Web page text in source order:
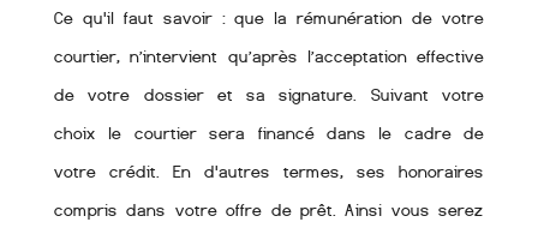
Ce qu'il faut savoir : que la rémunération de votre
courtier, n’intervient qu’après l’acceptation effective
de votre dossier et sa signature. Suivant votre
choix le courtier sera financé dans le cadre de
votre crédit. En d'autres termes, ses honoraires
compris dans votre offre de prêt. Ainsi vous serez